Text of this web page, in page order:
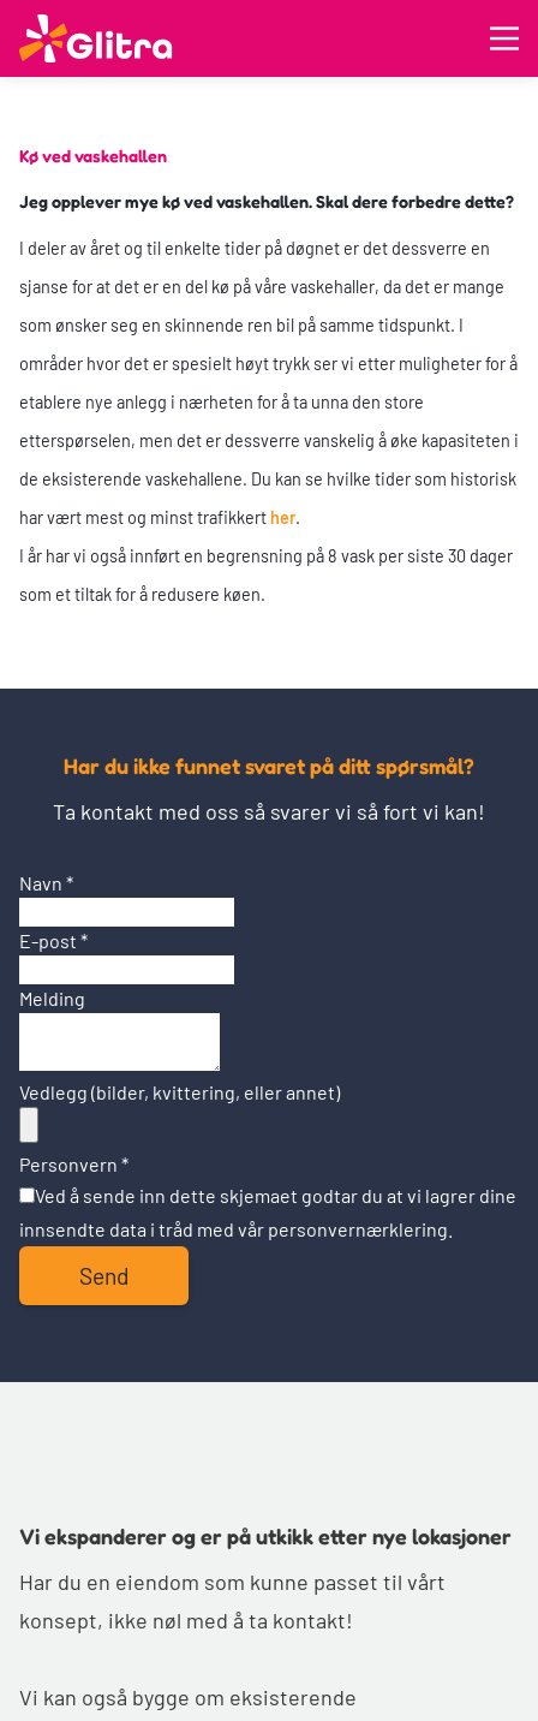
Kø ved vaskehallen
Jeg opplever mye kø ved vaskehallen. Skal dere forbedre dette?
I deler av året og til enkelte tider på døgnet er det dessverre en
sjanse for at det er en del kø på våre vaskehaller, da det er mange
som ønsker seg en skinnende ren bil på samme tidspunkt. I
områder hvor det er spesielt høyt trykk ser vi etter muligheter for å
etablere nye anlegg i nærheten for å ta unna den store
etterspørselen, men det er dessverre vanskelig å øke kapasiteten i
de eksisterende vaskehallene. Du kan se hvilke tider som historisk
har vært mest og minst trafikkerther.
I år har vi også innført en begrensning på 8 vask per siste 30 dager
som et tiltak for å redusere køen.
Har du ikke funnet svaret på ditt spørsmål?
Ta kontakt med oss så svarer vi så fort vi kan!
Navn *
E-post *
Melding
Vedlegg (bilder, kvittering, eller annet)
Personvern *
Ved å sende inn dette skjemaet godtar du at vi lagrer dine
innsendte data i tråd med vår personvernærklering
Send
Vi ekspanderer og er på utkikk etter nye lokasjoner
Har du en eiendom som kunne passet til vårt
konsept, ikke nøl med å ta kontakt!
Vi kan også bygge om eksisterende